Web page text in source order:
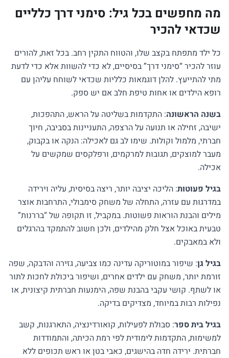
מה מחפשים בכל גיל: סימני דרך כלליים
שכדאי להכיר
כל ילד מתפתח בקצב שלו, והטווח התקין רחב. בכל זאת, להורים
עוזר להכיר “סימני דרך” בסיסיים, לא כדי להשוות אלא כדי לדעת
מתי להתייעץ. להלן דוגמאות כלליות שכדאי לשוחח עליהן עם
רופא הילדים או אחות טיפת חלב אם יש ספק.
בשנה הראשונה: התקדמות בשליטה על הראש, התהפכות,
ישיבה, זחילה או תנועה על הרצפה, התעניינות בסביבה, חיוך
חברתי, מלמול וקולות. שימו לב גם לאכילה: הנקה או בקבוק,
מעבר למוצקים, תגובות למרקמים, ורפלקסים שמקשים על
אכילה.
בגיל פעוטות: הליכה יציבה יותר, ריצה בסיסית, עליה וירידה
במדרגות עם עזרה, התחלה של משחק סימבולי, התרחבות אוצר
מילים והבנת הוראות פשוטות. במקביל, זו תקופה של “בררנות”
טבעית באוכל אצל חלק מהילדים, ולכן חשוב להתמקד בהרגלים
ולא במאבקים.
בגיל גן: שיפור במוטוריקה עדינה כמו צביעה, גזירה והדבקה, שפה
זורמת יותר, משחק עם ילדים אחרים, ושיפור ביכולת לחכות לתור
או לשתף. קושי עקבי בהבנת שפה, הימנעות חברתית קיצונית, או
נפילות רבות במיוחד, מצדיקים בדיקה.
בגיל בית ספר: סבולת לפעילות, קואורדינציה, התארגנות, קשב
למשימות, התקדמות לימודית לפי רמת הכיתה, והתמודדות
חברתית. ירידה חדה בהישגים, כאבי בטן או ראש תכופים ללא